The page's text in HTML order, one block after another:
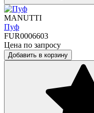
MANUTTI
Пуф
FUR0006603
Цена по запросу
Добавить в корзину